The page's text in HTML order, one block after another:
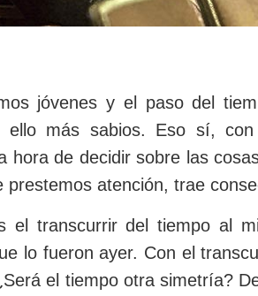
jóvenes y el paso del
ello más sabios. Eso sí,
hora de decidir sobre las
prestemos atención, trae
el transcurrir del tiempo al
lo fueron ayer. Con el
el tiempo otra simetría?